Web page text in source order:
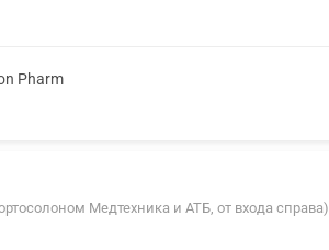
Pharm
Медтехника и АТБ, от входа справа)